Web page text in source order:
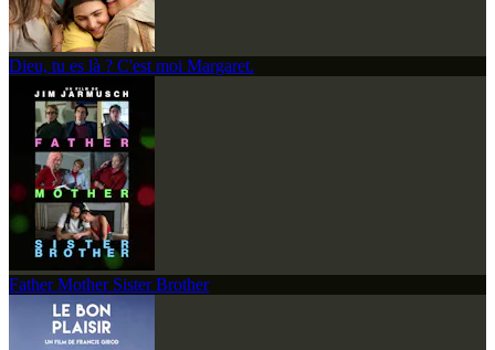
Dieu, tu es là ? C'est moi Margaret.
Father Mother Sister Brother